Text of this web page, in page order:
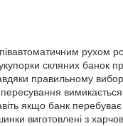
рухом
скляних банок
правильному
якщо банк
виготовлені з